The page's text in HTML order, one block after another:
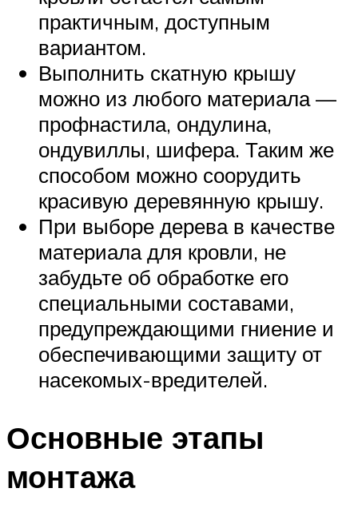
практичным, доступным
вариантом.
Выполнить скатную крышу
можно из любого материала —
профнастила, ондулина,
ондувиллы, шифера. Таким же
способом можно соорудить
красивую деревянную крышу.
При выборе дерева в качестве
материала для кровли, не
забудьте об обработке его
специальными составами,
предупреждающими гниение и
обеспечивающими защиту от
насекомых-вредителей.
Основные этапы
монтажа